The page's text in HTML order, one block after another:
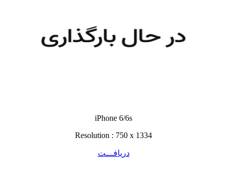
iPhone 6/6s
Resolution : 750 x 1334
دریافـــت